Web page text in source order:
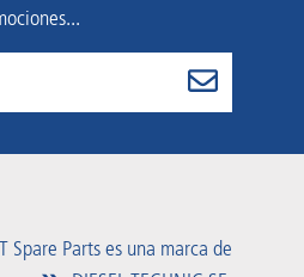
Spare Parts es una marca de